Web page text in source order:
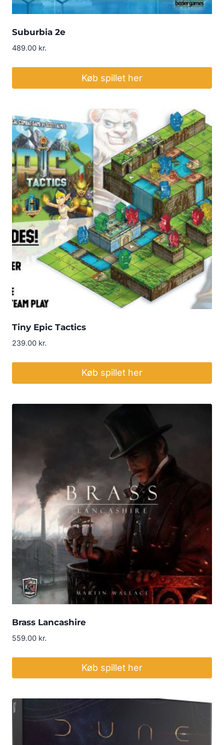
Suburbia 2e
489.00 kr.
Køb spillet her
Tiny Epic Tactics
239.00 kr.
Køb spillet her
Brass Lancashire
559.00 kr.
Køb spillet her